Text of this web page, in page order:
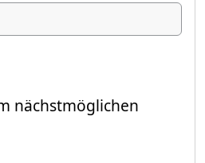
nächstmöglichen
automatisch ins